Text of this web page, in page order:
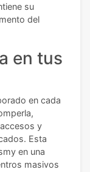
su
del
en tus
en cada
y
Esta
en una
masivos